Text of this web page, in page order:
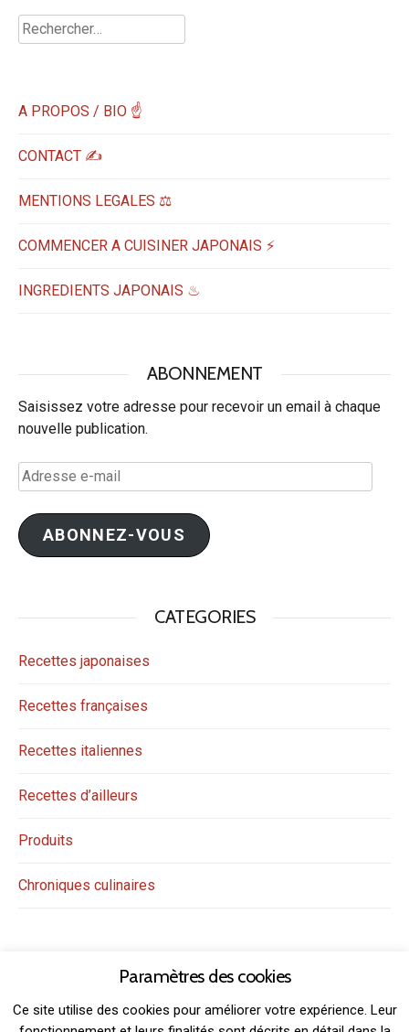
Rechercher :
A PROPOS / BIO ☝
CONTACT ✍️
MENTIONS LEGALES ⚖️
COMMENCER A CUISINER JAPONAIS ⚡
INGREDIENTS JAPONAIS ♨
ABONNEMENT
Saisissez votre adresse pour recevoir un email à chaque
nouvelle publication.
Adresse
e-
mail
ABONNEZ-VOUS
CATEGORIES
Recettes japonaises
Recettes françaises
Recettes italiennes
Recettes d’ailleurs
Produits
Chroniques culinaires
Paramètres des cookies
Ce site utilise des cookies pour améliorer votre expérience. Leur